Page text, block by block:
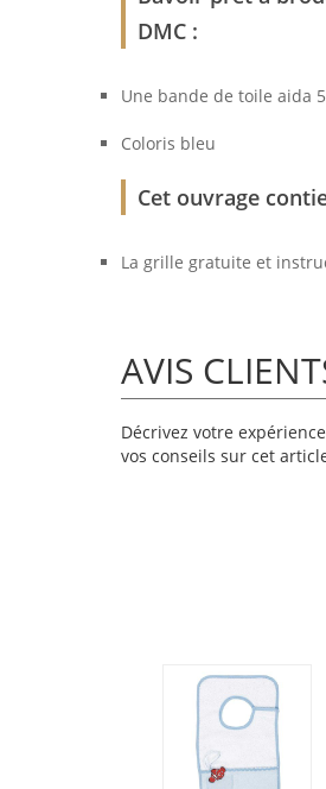
DMC :
Une bande de toile aida
Coloris bleu
Cet ouvrage
La grille gratuite et
AVIS
Décrivez votre
vos conseils sur cet